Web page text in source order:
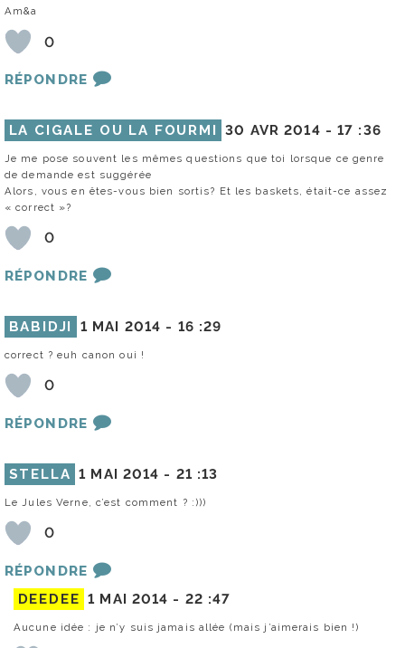
Am&a
0
RÉPONDRE
LA CIGALE OU LA FOURMI 30 AVR 2014 -17 :36
Je me pose souvent les mêmes questions que toi lorsque ce genre
de demande est suggérée
Alors, vous en êtes-vous bien sortis? Et les baskets, était-ce assez
« correct »?
0
RÉPONDRE
BABIDJI 1 MAI 2014 - 16 :29
correct ? euh canon oui !
0
RÉPONDRE
STELLA 1 MAI 2014 - 21 :13
Le Jules Verne, c’est comment ? :)))
0
RÉPONDRE
DEEDEE 1 MAI 2014 - 22 :47
Aucune idée : je n’y suis jamais allée (mais j’aimerais bien !)